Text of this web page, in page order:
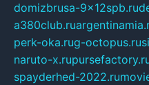
domizbrusa-9x12spb.ru
a380club.ru
perk-oka.rug-octopus.ru
naruto-x.ru
spayderhed-2022.ru